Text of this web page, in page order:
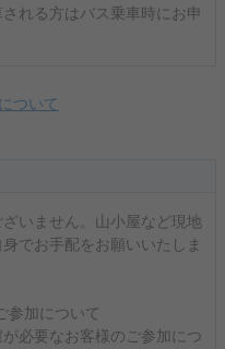
れる方はバス乗車時にお申
ついて
いません。山小屋など現地
でお手配をお願いいたしま
加について
必要なお客様のご参加につ